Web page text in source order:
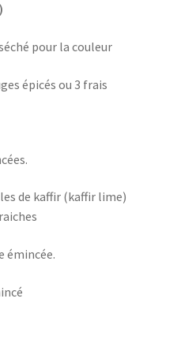
pour la couleur
épicés ou 3 frais
de kaffir (kaffir lime)
émincée.